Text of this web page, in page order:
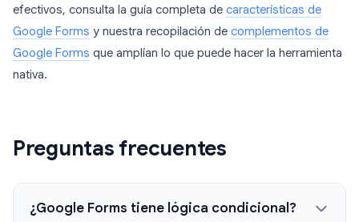
efectivos, consulta la guía completa de características de
Google Forms y nuestra recopilación de complementos de
Google Forms que amplían lo que puede hacer la herramienta
nativa.
Preguntas frecuentes
¿Google Forms tiene lógica condicional?